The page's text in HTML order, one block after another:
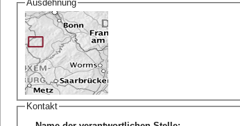
Ausdehnung
Kontakt